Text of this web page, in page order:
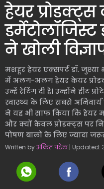
हेयर
ने खोली
मशहूर हेयर एक्सपर्ट डॉ. जुश्या
में अलग-अलग हेयर केयर
उन्हें रेटिंग दी है। उन्होंने हीट
स्वास्थ्य के लिए सबसे अनिवार्य
ने यह भी साफ किया कि
और क्यों केवल प्रोडक्ट्स पर
पोषण बालों के लिए ज्यादा
Written byअंकित पटेल | Updated: